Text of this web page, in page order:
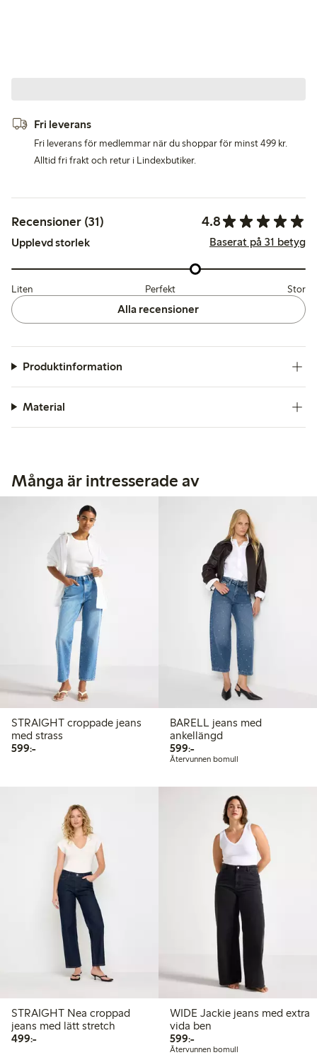
Fri leverans
Fri leverans för medlemmar när du shoppar för minst 499 kr.
Alltid fri frakt och retur i Lindexbutiker.
Recensioner (31) 4.8
Upplevd storlek Baserat på 31 betyg
Liten Perfekt Stor
Alla recensioner
Produktinformation
Material
Många är intresserade av
STRAIGHT croppade jeans
med strass
599:-599,00 kr
BARELL jeans med
ankellängd
599:-599,00 kr
Återvunnen bomull
STRAIGHT Nea croppad
jeans med lätt stretch
499:-499,00 kr
WIDE Jackie jeans med extra
vida ben
599:-599,00 kr
Återvunnen bomull